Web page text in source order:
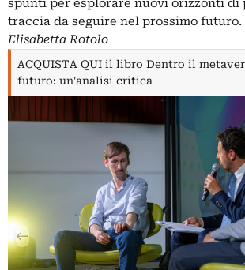
spunti per esplorare nuovi orizzonti di
traccia da seguire nel prossimo futuro.
Elisabetta Rotolo
ACQUISTA QUI il libro Dentro il
futuro: un'analisi critica